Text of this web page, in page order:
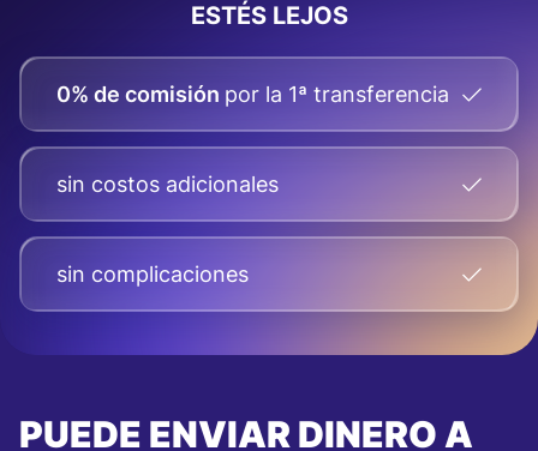
ESTÉS LEJOS
0% de comisión por la 1ª transferencia
sin costos adicionales
sin complicaciones
PUEDE ENVIAR DINERO A